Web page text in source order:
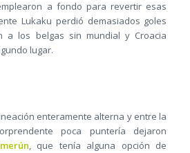
a fondo para revertir esas
Lukaku perdió demasiados goles
a los belgas sin mundial y Croacia
lugar.
enteramente alterna y entre la
poca puntería dejaron
, que tenía alguna opción de